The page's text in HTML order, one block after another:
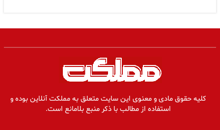
کلیه حقوق مادی و معنوی این سایت متعلق به مملکت آنلاین بوده و
استفاده از مطالب با ذکر منبع بلامانع است.